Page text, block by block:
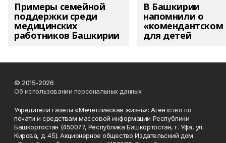
Примеры семейной
поддержки среди
медицинских
работников Башкирии
В Башкирии
напомнили о
«комендантском
для детей
© 2015-2026
Об использовании персональных данных
Учредители газеты «Мечетлинская жизнь»: Агентство по
печати и средствам массовой информации Республики
Башкортостан (450077, Республика Башкортостан, г. Уфа, ул.
Кирова, д. 45). Акционерное общество Издательский дом